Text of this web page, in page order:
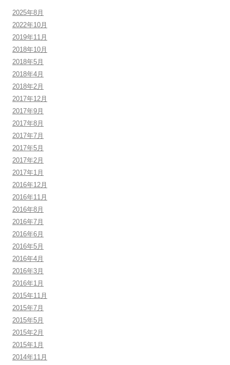
2025年8月
2022年10月
2019年11月
2018年10月
2018年5月
2018年4月
2018年2月
2017年12月
2017年9月
2017年8月
2017年7月
2017年5月
2017年2月
2017年1月
2016年12月
2016年11月
2016年8月
2016年7月
2016年6月
2016年5月
2016年4月
2016年3月
2016年1月
2015年11月
2015年7月
2015年5月
2015年2月
2015年1月
2014年11月